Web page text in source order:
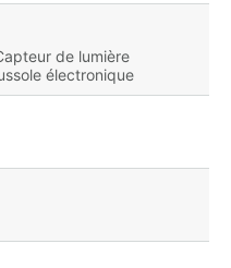
de lumière
électronique